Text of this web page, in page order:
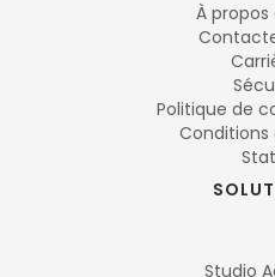
À propos
Politique de
Conditions
Studio